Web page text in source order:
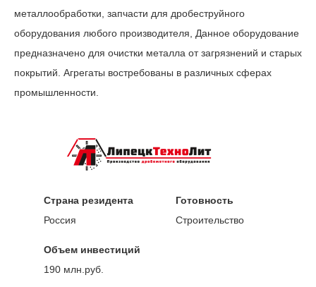
металлообработки, запчасти для дробеструйного
оборудования любого производителя, Данное оборудование
предназначено для очистки металла от загрязнений и старых
покрытий. Агрегаты востребованы в различных сферах
промышленности.
Страна резидента
Россия
Готовность
Строительство
Объем инвестиций
190 млн.руб.